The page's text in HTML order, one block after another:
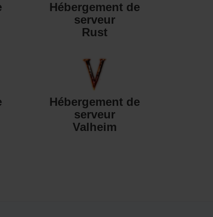
Hébergement de
serveur
Rust
Hébergement de
serveur
Valheim